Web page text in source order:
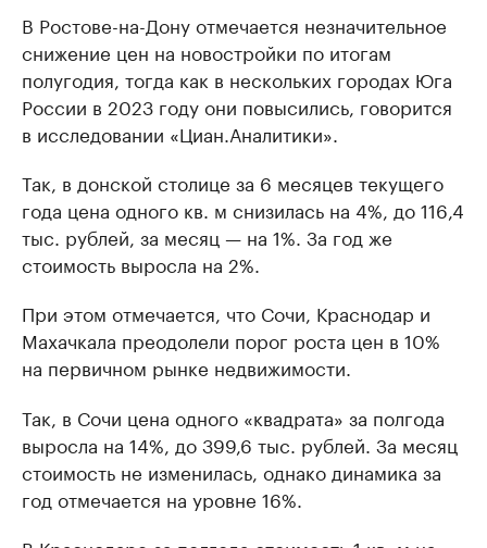
В Ростове-на-Дону отмечается незначительное
снижение цен на новостройки по итогам
полугодия, тогда как в нескольких городах Юга
России в 2023 году они повысились, говорится
в исследовании «Циан.Аналитики».
Так, в донской столице за 6 месяцев текущего
года цена одного кв. м снизилась на 4%, до 116,4
тыс. рублей, за месяц — на 1%. За год же
стоимость выросла на 2%.
При этом отмечается, что Сочи, Краснодар и
Махачкала преодолели порог роста цен в 10%
на первичном рынке недвижимости.
Так, в Сочи цена одного «квадрата» за полгода
выросла на 14%, до 399,6 тыс. рублей. За месяц
стоимость не изменилась, однако динамика за
год отмечается на уровне 16%.